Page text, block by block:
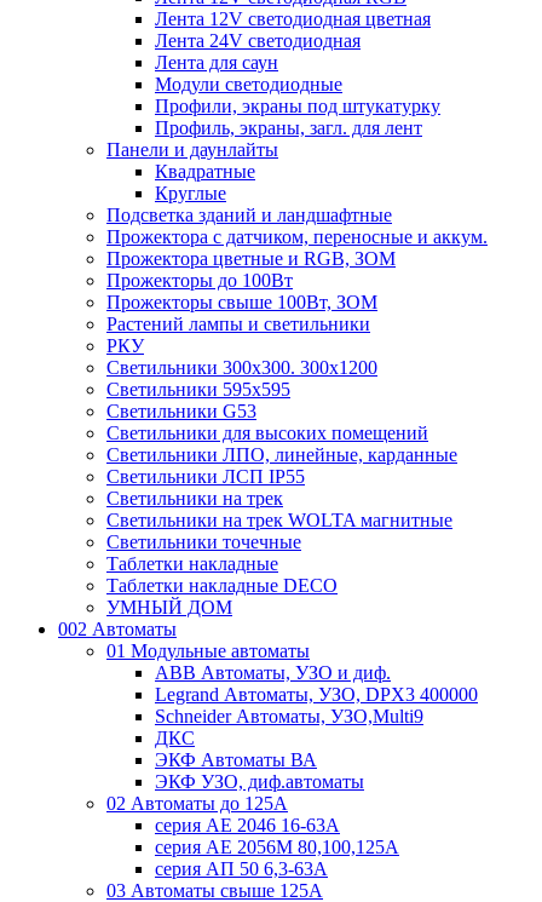
Лента 12V светодиодная цветная
Лента 24V светодиодная
Лента для саун
Модули светодиодные
Профили, экраны под штукатурку
Профиль, экраны, загл. для лент
Панели и даунлайты
Квадратные
Круглые
Подсветка зданий и ландшафтные
Прожектора с датчиком, переносные и аккум.
Прожектора цветные и RGB, ЗОМ
Прожекторы до 100Вт
Прожекторы свыше 100Вт, ЗОМ
Растений лампы и светильники
РКУ
Светильники 300х300. 300х1200
Светильники 595х595
Светильники G53
Светильники для высоких помещений
Светильники ЛПО, линейные, карданные
Светильники ЛСП IP55
Светильники на трек
Светильники на трек WOLTA магнитные
Светильники точечные
Таблетки накладные
Таблетки накладные DECO
УМНЫЙ ДОМ
002 Автоматы
01 Модульные автоматы
ABB Автоматы, УЗО и диф.
Legrand Автоматы, УЗО, DPX3 400000
Schneider Автоматы, УЗО,Multi9
ДКС
ЭКФ Автоматы ВА
ЭКФ УЗО, диф.автоматы
02 Автоматы до 125А
серия АЕ 2046 16-63А
серия АЕ 2056М 80,100,125А
серия АП 50 6,3-63А
03 Автоматы свыше 125А